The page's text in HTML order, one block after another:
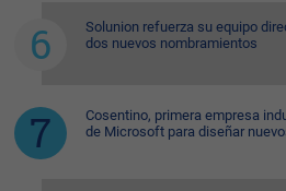
Solunion refuerza su equipo
dos nuevos nombramientos
Cosentino, primera empresa
de Microsoft para diseñar